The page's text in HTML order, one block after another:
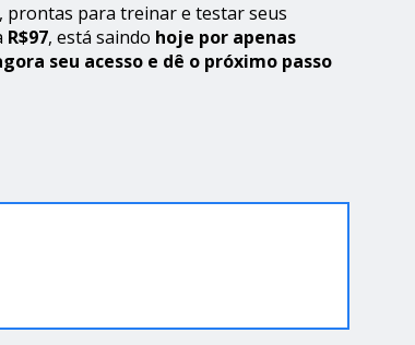
, prontas para treinar e testar seus
R$97, está saindo hoje por apenas
seu acesso e dê o próximo passo